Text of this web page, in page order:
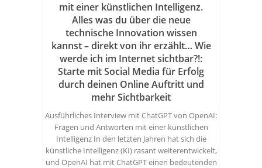
mit einer künstlichen Intelligenz.
Alles was du über die neue
technische Innovation wissen
kannst – direkt von ihr erzählt… Wie
werde ich im Internet sichtbar?!:
Starte mit Social Media für Erfolg
durch deinen Online Auftritt und
mehr Sichtbarkeit
Ausführliches Interview mit ChatGPT von OpenAI:
Fragen und Antworten mit einer künstlichen
Intelligenz In den letzten Jahren hat sich die
künstliche Intelligenz (KI) rasant weiterentwickelt,
und OpenAI hat mit ChatGPT einen bedeutenden